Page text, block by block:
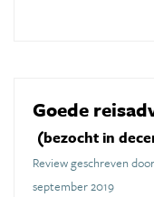
Goede
(bezocht in
Review geschreven
september 2019